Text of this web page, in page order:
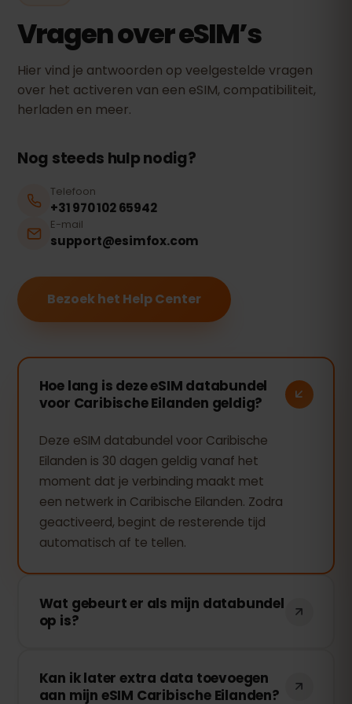
Vragen over eSIM’s
Hier vind je antwoorden op veelgestelde vragen
over het activeren van een eSIM, compatibiliteit,
herladen en meer.
Nog steeds hulp nodig?
Telefoon
+31 970 102 65942
E-mail
support@esimfox.com
Bezoek het Help Center
Hoe lang is deze eSIM databundel
voor Caribische Eilanden geldig?
Deze eSIM databundel voor Caribische
Eilanden is 30 dagen geldig vanaf het
moment dat je verbinding maakt met
een netwerk in Caribische Eilanden. Zodra
geactiveerd, begint de resterende tijd
automatisch af te tellen.
Wat gebeurt er als mijn databundel
op is?
verbinding. Je kunt eenvoudig extra data
toevoegen via je eSIMFOX-dashboard en
Kan ik later extra data toevoegen
aan mijn eSIM Caribische Eilanden?